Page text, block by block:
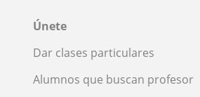
Únete
Dar clases particulares
Alumnos que buscan profesor